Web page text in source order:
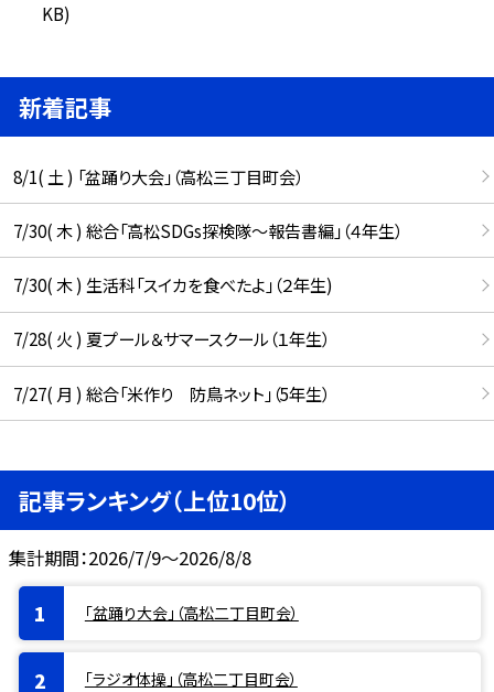
KB)
新着記事
8/1( 土 ) 「盆踊り大会」（高松三丁目町会）
7/30( 木 ) 総合「高松SDGs探検隊〜報告書編」（４年生）
7/30( 木 ) 生活科「スイカを食べたよ」（２年生)
7/28( 火 ) 夏プール＆サマースクール（１年生）
7/27( 月 ) 総合「米作り 防鳥ネット」（5年生）
記事ランキング（上位10位）
集計期間：2026/7/9～2026/8/8
「盆踊り大会」（高松二丁目町会）
「ラジオ体操」（高松二丁目町会）